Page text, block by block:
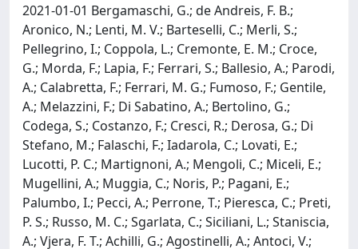
2021-01-01 Bergamaschi, G.; de Andreis, F. B.;
Aronico, N.; Lenti, M. V.; Barteselli, C.; Merli, S.;
Pellegrino, I.; Coppola, L.; Cremonte, E. M.; Croce,
G.; Morda, F.; Lapia, F.; Ferrari, S.; Ballesio, A.; Parodi,
A.; Calabretta, F.; Ferrari, M. G.; Fumoso, F.; Gentile,
A.; Melazzini, F.; Di Sabatino, A.; Bertolino, G.;
Codega, S.; Costanzo, F.; Cresci, R.; Derosa, G.; Di
Stefano, M.; Falaschi, F.; Iadarola, C.; Lovati, E.;
Lucotti, P. C.; Martignoni, A.; Mengoli, C.; Miceli, E.;
Mugellini, A.; Muggia, C.; Noris, P.; Pagani, E.;
Palumbo, I.; Pecci, A.; Perrone, T.; Pieresca, C.; Preti,
P. S.; Russo, M. C.; Sgarlata, C.; Siciliani, L.; Staniscia,
A.; Vjera, F. T.; Achilli, G.; Agostinelli, A.; Antoci, V.;